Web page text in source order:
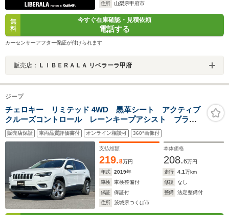
住所
山梨県甲府市
無
料
今すぐ在庫確認・見積依頼
電話する
カーセンサーアフター保証が付けられます
販売店： ＬＩＢＥＲＡＬＡ リベラーラ甲府
ジープ
チェロキー リミテッド 4WD 黒革シート アクティブ
クルーズコントロール レーンキープアシスト ブライ
ンドスポットモニター 純正ナビ 地デジ バックカメ
ラ アップルカープレイ ETC パワーシート シート
ヒーター ベンチレーション
販売店保証 車両品質評価書付 オンライン相談可 360°画像付
支払総額
219.8万円
本体価格
208.6万円
年式
2019年 走行 4.1万km
車検
車検整備付 修復
なし
保証
保証付 整備
法定整備付
住所
茨城県つくば市